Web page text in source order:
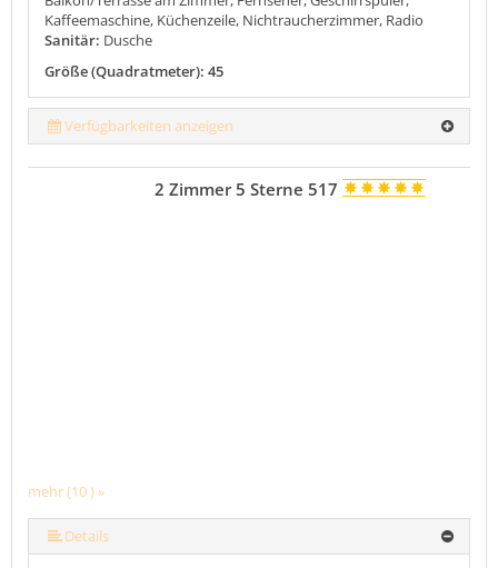
Kaffeemaschine, Küchenzeile, Nichtraucherzimmer, Radio
Sanitär: Dusche
Größe (Quadratmeter): 45
Verfügbarkeiten anzeigen
mehr (10 ) »
mehr (10 ) »
mehr (10 ) »
mehr (10 ) »
mehr (10 ) »
mehr (10 ) »
mehr (10 ) »
2 Zimmer 5 Sterne 517
Details